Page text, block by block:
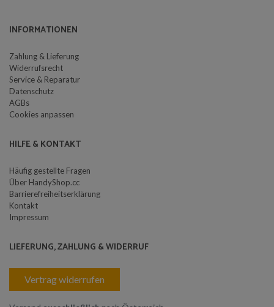
INFORMATIONEN
Zahlung & Lieferung
Widerrufsrecht
Service & Reparatur
Datenschutz
AGBs
Cookies anpassen
HILFE & KONTAKT
Häufig gestellte Fragen
Über HandyShop.cc
Barrierefreiheitserklärung
Kontakt
Impressum
LIEFERUNG, ZAHLUNG & WIDERRUF
Vertrag widerrufen